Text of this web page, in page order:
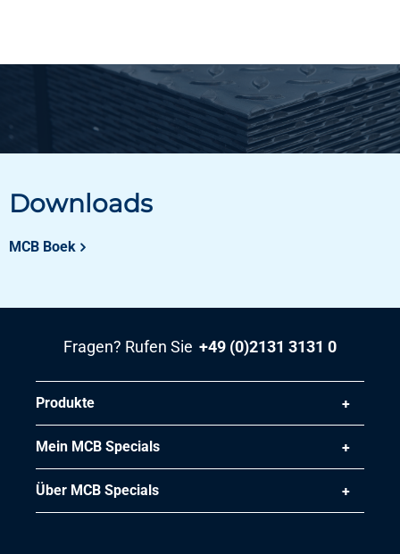
2930-0065-3235R250
KupferWasserleitungsrohrCu-DHP/R250 32x35 Sanco
Stück pro KG
Bruttopreis
Beschreibung
hart+Kiwa-Gastec
Bruttopreis
Wählen Sie
Downloads
MCB Boek
Fragen? Rufen Sie +49 (0)2131 3131 0
Produkte
Mein MCB Specials
Über MCB Specials